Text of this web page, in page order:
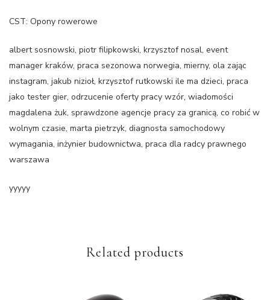
CST: Opony rowerowe
albert sosnowski, piotr filipkowski, krzysztof nosal, event
manager kraków, praca sezonowa norwegia, mierny, ola zając
instagram, jakub nizioł, krzysztof rutkowski ile ma dzieci, praca
jako tester gier, odrzucenie oferty pracy wzór, wiadomości
magdalena żuk, sprawdzone agencje pracy za granicą, co robić w
wolnym czasie, marta pietrzyk, diagnosta samochodowy
wymagania, inżynier budownictwa, praca dla radcy prawnego
warszawa
yyyyy
Related products